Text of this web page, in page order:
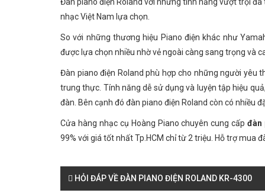
nhạc Việt Nam lựa chọn.
So với những thương hiệu Piano điện khác như
được lựa chọn nhiều nhờ vẻ ngoài càng sang trọng và
Đàn piano điện Roland phù hợp cho những người yêu
trung thực. Tính năng dễ sử dụng và luyện tập hiệu
đàn. Bên cạnh đó đàn piano điện Roland còn có nhiều
Cửa hàng nhạc cụ Hoàng Piano chuyên cung cấpđàn
99% với giá tốt nhất Tp.HCM chỉ từ 2 triệu. Hỗ trợ mua
HỎI ĐÁP VỀ ĐÀN PIANO ĐIỆN ROLAND KR-4300